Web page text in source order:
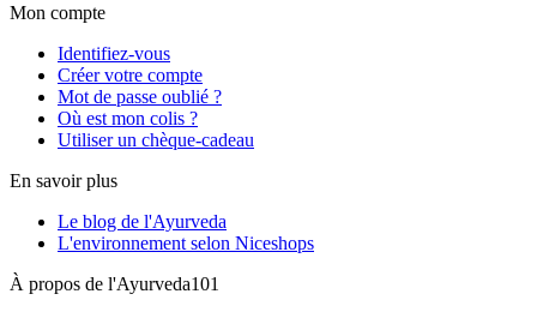
Mon compte
Identifiez-vous
Créer votre compte
Mot de passe oublié ?
Où est mon colis ?
Utiliser un chèque-cadeau
En savoir plus
Le blog de l'Ayurveda
L'environnement selon Niceshops
À propos de l'Ayurveda101